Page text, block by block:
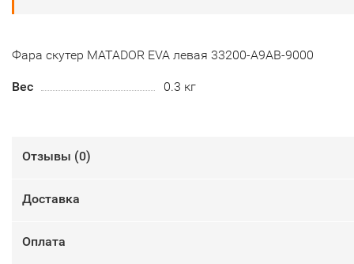
Фара скутер MATADOR EVA левая 33200-A9AB-9000
Вес 0.3 кг
Отзывы (0)
Доставка
Оплата